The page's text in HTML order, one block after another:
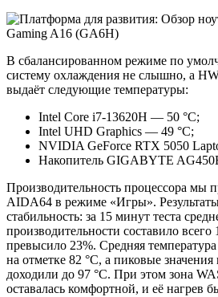
В сбалансированном режиме по
систему охлаждения не слышно, а
выдаёт следующие температуры:
Intel Core i7-13620H — 50 °C;
Intel UHD Graphics — 49 °C;
NVIDIA GeForce RTX 5050
Накопитель GIGABYTE
Производительность процессора мы
AIDA64 в режиме «Игры».
стабильность: за 15 минут теста
производительности составило
превысило 23%. Средняя
на отметке 82 °C, а пиковые значения
доходили до 97 °C. При этом зона
оставалась комфортной, и её нагрев